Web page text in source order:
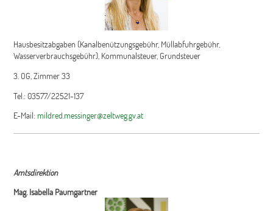
Hausbesitzabgaben (Kanalbenützungsgebühr, Müllabfuhrgebühr,
Wasserverbrauchsgebühr), Kommunalsteuer, Grundsteuer
3. OG, Zimmer 33
Tel.: 03577/22521-137
E-Mail:mildred.messinger@zeltweg.gv.at
Amtsdirektion
Mag. Isabella Paumgartner